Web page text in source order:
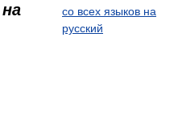
со всех языков на
русский